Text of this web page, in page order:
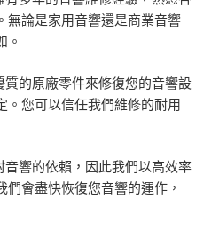
無論是家用音響還是商業音響
。
的原廠零件來修復您的音響設
。您可以信任我們維修的耐用
響的依賴，因此我們以高效率
會盡快恢復您音響的運作，